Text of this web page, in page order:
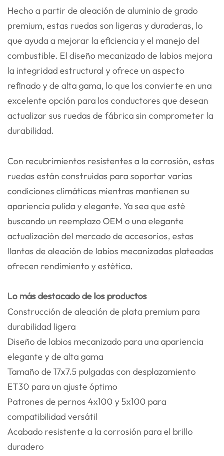
Hecho a partir de aleación de aluminio de grado
premium, estas ruedas son ligeras y duraderas, lo
que ayuda a mejorar la eficiencia y el manejo del
combustible. El diseño mecanizado de labios mejora
la integridad estructural y ofrece un aspecto
refinado y de alta gama, lo que los convierte en una
excelente opción para los conductores que desean
actualizar sus ruedas de fábrica sin comprometer la
durabilidad.
Con recubrimientos resistentes a la corrosión, estas
ruedas están construidas para soportar varias
condiciones climáticas mientras mantienen su
apariencia pulida y elegante. Ya sea que esté
buscando un reemplazo OEM o una elegante
actualización del mercado de accesorios, estas
llantas de aleación de labios mecanizadas plateadas
ofrecen rendimiento y estética.
Lo más destacado de los productos
Construcción de aleación de plata premium para
durabilidad ligera
Diseño de labios mecanizado para una apariencia
elegante y de alta gama
Tamaño de 17x7.5 pulgadas con desplazamiento
ET30 para un ajuste óptimo
Patrones de pernos 4x100 y 5x100 para
compatibilidad versátil
Acabado resistente a la corrosión para el brillo
duradero